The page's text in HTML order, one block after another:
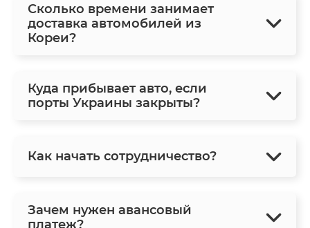
Сколько времени занимает
доставка автомобилей из
Кореи?
Куда прибывает авто, если
порты Украины закрыты?
Как начать сотрудничество?
Зачем нужен авансовый
платеж?